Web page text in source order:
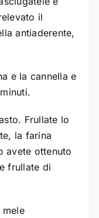
il
antiaderente,
e la cannella e
Frullate lo
la farina
avete ottenuto
frullate di
mele